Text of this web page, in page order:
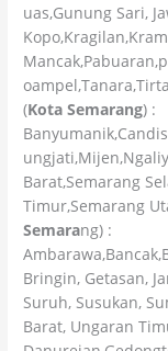
uas,Gunung Sari,
(Kota Semarang) :
Barat,Semarang
Timur,Semarang
Semarang) :
Bringin, Getasan,
Suruh, Susukan,
Barat, Ungaran